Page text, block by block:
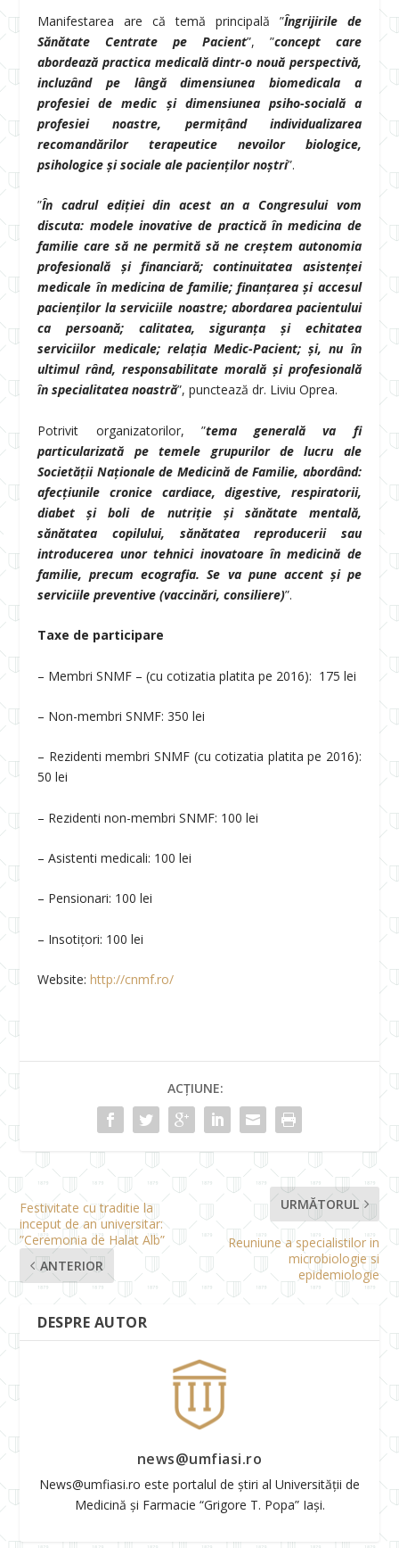
Manifestarea are că temă principală ”Îngrijirile de
Sănătate Centrate pe Pacient”, ”concept care
abordează practica medicală dintr-o nouă perspectivă,
incluzând pe lângă dimensiunea biomedicala a
profesiei de medic și dimensiunea psiho-socială a
profesiei noastre, permițând individualizarea
recomandărilor terapeutice nevoilor biologice,
psihologice și sociale ale pacienților noștri”.
”În cadrul ediției din acest an a Congresului vom
discuta: modele inovative de practică în medicina de
familie care să ne permită să ne creștem autonomia
profesională și financiară; continuitatea asistenței
medicale în medicina de familie; finanțarea și accesul
pacienților la serviciile noastre; abordarea pacientului
ca persoană; calitatea, siguranța și echitatea
serviciilor medicale; relația Medic-Pacient; și, nu în
ultimul rând, responsabilitate morală și profesională
în specialitatea noastră”, punctează dr. Liviu Oprea.
Potrivit organizatorilor, ”tema generală va fi
particularizată pe temele grupurilor de lucru ale
Societății Naționale de Medicină de Familie, abordând:
afecțiunile cronice cardiace, digestive, respiratorii,
diabet și boli de nutriție și sănătate mentală,
sănătatea copilului, sănătatea reproducerii sau
introducerea unor tehnici inovatoare în medicină de
familie, precum ecografia. Se va pune accent și pe
serviciile preventive (vaccinări, consiliere)”.
Taxe de participare
– Membri SNMF – (cu cotizatia platita pe 2016): 175 lei
– Non-membri SNMF: 350 lei
– Rezidenti membri SNMF (cu cotizatia platita pe 2016):
50 lei
– Rezidenti non-membri SNMF: 100 lei
– Asistenti medicali: 100 lei
– Pensionari: 100 lei
– Insotițori: 100 lei
Website:http://cnmf.ro/
ACȚIUNE:
Festivitate cu traditie la
inceput de an universitar:
”Ceremonia de Halat Alb”
ANTERIOR
URMĂTORUL
Reuniune a specialistilor in
microbiologie si
epidemiologie
DESPRE AUTOR
news@umfiasi.ro
News@umfiasi.ro este portalul de știri al Universității de
Medicină și Farmacie “Grigore T. Popa” Iași.